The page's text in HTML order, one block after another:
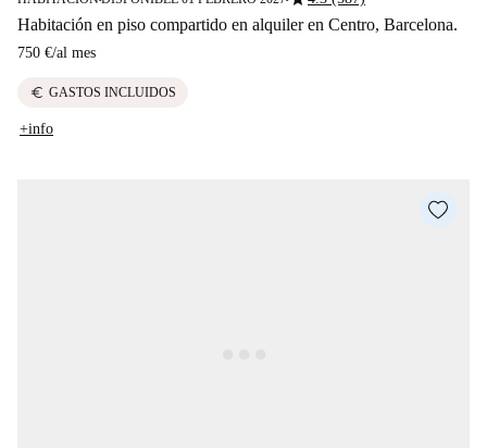
Habitación en piso compartido en alquiler en Centro, Barcelona.
750 €/al mes
euro GASTOS INCLUIDOS
+info